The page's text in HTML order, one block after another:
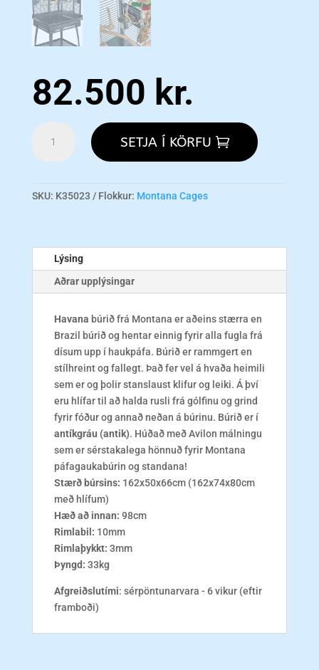
82.500 kr.
SETJA Í KÖRFU
SKU: K35023 Flokkur: Montana Cages
Lýsing
Aðrar upplýsingar
Havana búrið frá Montana er aðeins stærra en
Brazil búrið og hentar einnig fyrir alla fugla frá
dísum upp í haukpáfa. Búrið er rammgert en
stílhreint og fallegt. Það fer vel á hvaða heimili
sem er og þolir stanslaust klifur og leiki. Á því
eru hlífar til að halda rusli frá gólfinu og grind
fyrir fóður og annað neðan á búrinu. Búrið er í
antíkgráu (antik). Húðað með Avilon málningu
sem er sérstakalega hönnuð fyrir Montana
páfagaukabúrin og standana!
Stærð búrsins: 162x50x66cm (162x74x80cm
með hlífum)
Hæð að innan: 98cm
Rimlabil: 10mm
Rimlaþykkt: 3mm
Þyngd: 33kg
Afgreiðslutími: sérpöntunarvara - 6 vikur (eftir
framboði)